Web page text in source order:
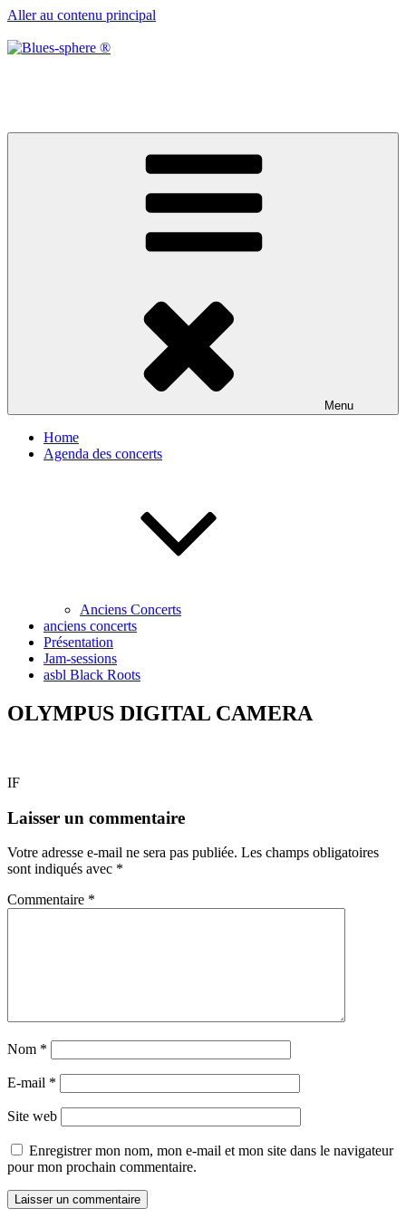
Aller au contenu principal
Menu
Home
Agenda des concerts
Anciens Concerts
anciens concerts
Présentation
Jam-sessions
asbl Black Roots
OLYMPUS DIGITAL CAMERA
IF
Laisser un commentaire
Votre adresse e-mail ne sera pas publiée. Les champs obligatoires
sont indiqués avec *
Commentaire *
Nom *
E-mail *
Site web
Enregistrer mon nom, mon e-mail et mon site dans le navigateur
pour mon prochain commentaire.